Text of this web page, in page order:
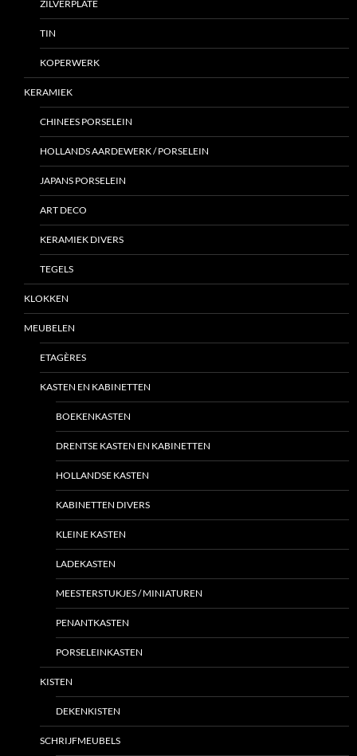
ZILVERPLATE
TIN
KOPERWERK
KERAMIEK
CHINEES PORSELEIN
HOLLANDS AARDEWERK / PORSELEIN
JAPANS PORSELEIN
ART DECO
KERAMIEK DIVERS
TEGELS
KLOKKEN
MEUBELEN
ETAGÈRES
KASTEN EN KABINETTEN
BOEKENKASTEN
DRENTSE KASTEN EN KABINETTEN
HOLLANDSE KASTEN
KABINETTEN DIVERS
KLEINE KASTEN
LADEKASTEN
MEESTERSTUKJES / MINIATUREN
PENANTKASTEN
PORSELEINKASTEN
KISTEN
DEKENKISTEN
SCHRIJFMEUBELS